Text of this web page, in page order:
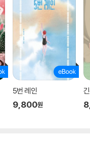
5번 레인
9,800원